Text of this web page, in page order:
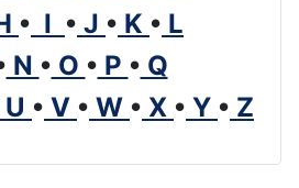
• I • J • K • L
N • O • P • Q
U • V • W • X • Y • Z